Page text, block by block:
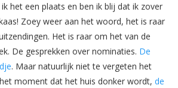
het een plaats en ben ik blij dat ik zover
Zoey weer aan het woord, het is raar
Het is raar om het van de
De gesprekken over nominaties. De
. Maar natuurlijk niet te vergeten het
moment dat het huis donker wordt, de